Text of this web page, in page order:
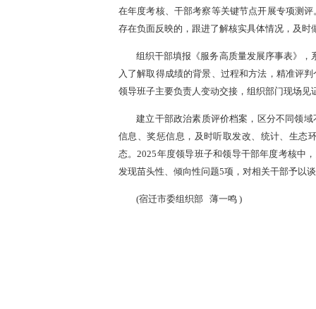
在年度考核、干部考察等关键节点开展专项测
存在负面反映的，跟进了解核实具体情况，及时
组织干部填报《服务高质量发展序事表》
入了解取得成绩的背景、过程和方法，精准评
领导班子主要负责人变动交接，组织部门现场见
建立干部政治素质评价档案，区分不同领
信息、奖惩信息，及时听取发改、统计、生态
态。2025年度领导班子和领导干部年度考核中
发现苗头性、倾向性问题5项，对相关干部予以谈
(宿迁市委组织部 薄一鸣 )